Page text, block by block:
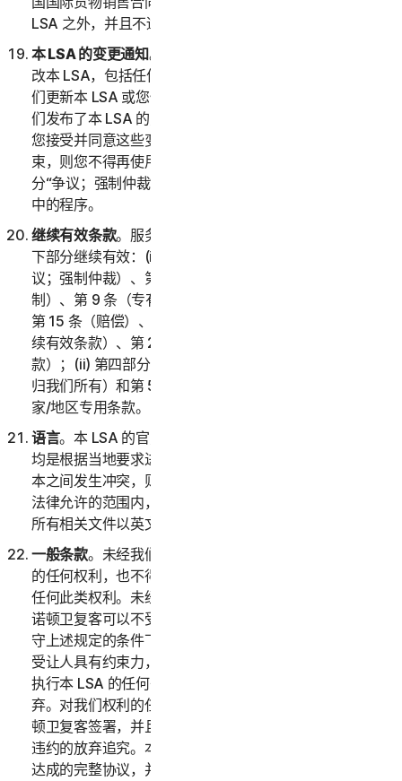
LSA 之外，并且不适用于本 LSA。
本 LSA 的变更通知。我们可能会经自行决定不时更新或修
改本 LSA，包括任何提述的政策和其他文件。请务必在我
们更新本 LSA 或您使用服务时查看本 LSA。如果您在我
们发布了本 LSA 的更新版本之后继续使用服务，则表示
您接受并同意这些变更。如果您不同意受这些变更的约
束，则您不得再使用服务。唯一例外情况是关于对第 2 部
分“争议；强制仲裁”的变更，对此您已经遵守第 2(i) 部分
中的程序。
继续有效条款。服务或您的帐户终止、中止或取消后，以
下部分继续有效：(i) 第二部分 – 一般条款的第 2 条（争
议；强制仲裁）、第 6 条（免责声明）、第 7 条（责任限
制）、第 9 条（专有权利）、第 11 条（反馈和评价）、
第 15 条（赔偿）、第 18 条（管辖法律）、第 20 条（继
续有效条款）、第 21 条（语言）和第 22 条（一般条
款）；(ii) 第四部分 – 软件授权许可条款的第 1 条（软件
归我们所有）和第 5 条（终止）；以及 (iii) 第五部分 – 国
家/地区专用条款。
语言。本 LSA 的官方语言是英语。对本协议的任何翻译
均是根据当地要求进行的，如果英语版本与任何非英语版
本之间发生冲突，则以本 LSA 的英语版本为准。在适用
法律允许的范围内，如有争议，双方确认已要求本协议和
所有相关文件以英文撰写。
一般条款。未经我们事先书面许可，您不得转让本协议下
的任何权利，也不得通过法律或其他方式全部或部分转让
任何此类权利。未经此类许可，任何声称转让均属无效。
诺顿卫复客可以不受限制地自由转让或让与本 LSA。在遵
守上述规定的条件下，本 LSA 对双方及其各自继受者和
受让人具有约束力，并且以其为受益人。诺顿卫复客未能
执行本 LSA 的任何条款并不表示对此类条款或权利的放
弃。对我们权利的任何放弃必须采用书面形式，并且经诺
顿卫复客签署，并且任何此类放弃均不得视为对未来任何
违约的放弃追究。本 LSA 构成了双方之间就其标的事项
达成的完整协议，并且取代了与之相关的所有先前或同期